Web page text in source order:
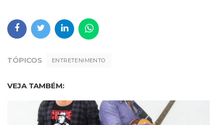
TÓPICOS ENTRETENIMENTO
VEJA TAMBÉM: